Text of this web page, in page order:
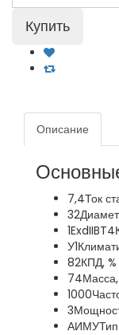
Описание
7,4Ток
32
1ExdIIBT4
У1
82КПД, %
74Масса,
1000
3
АИМУ